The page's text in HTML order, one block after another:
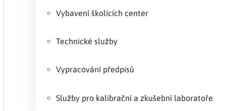
Vybavení školících center
Technické služby
Vypracování předpisů
Služby pro kalibrační a zkušební laboratoře